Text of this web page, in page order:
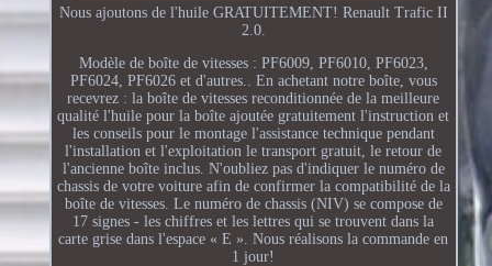
Nous ajoutons de l'huile GRATUITEMENT! Renault Trafic II
2.0.
Modèle de boîte de vitesses : PF6009, PF6010, PF6023,
PF6024, PF6026 et d'autres.. En achetant notre boîte, vous
recevrez : la boîte de vitesses reconditionnée de la meilleure
qualité l'huile pour la boîte ajoutée gratuitement l'instruction et
les conseils pour le montage l'assistance technique pendant
l'installation et l'exploitation le transport gratuit, le retour de
l'ancienne boîte inclus. N'oubliez pas d'indiquer le numéro de
chassis de votre voiture afin de confirmer la compatibilité de la
boîte de vitesses. Le numéro de chassis (NIV) se compose de
17 signes - les chiffres et les lettres qui se trouvent dans la
carte grise dans l'espace « E ». Nous réalisons la commande en
1 jour!